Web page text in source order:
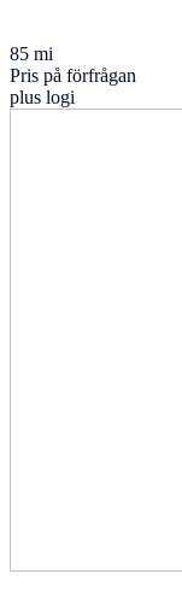
85 mi
Pris på förfrågan
plus logi